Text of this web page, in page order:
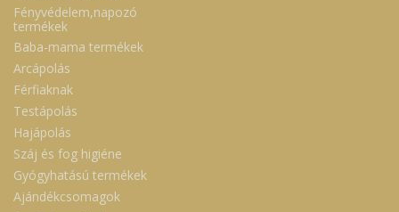
Fényvédelem,napozó
termékek
Baba-mama termékek
Arcápolás
Férfiaknak
Testápolás
Hajápolás
Száj és fog higiéne
Gyógyhatású termékek
Ajándékcsomagok